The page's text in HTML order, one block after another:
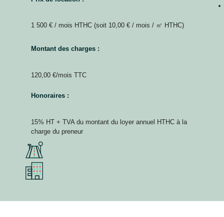
1 500 € / mois HTHC (soit 10,00 € / mois / ㎡ HTHC)
Montant des charges :
120,00 €/mois TTC
Honoraires :
15% HT + TVA du montant du loyer annuel HTHC à la
charge du preneur